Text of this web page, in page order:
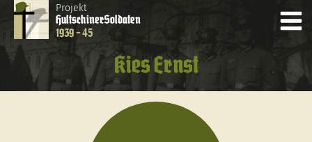
Projekt
HultschinerSoldaten
1939 - 45
Kies Ernst